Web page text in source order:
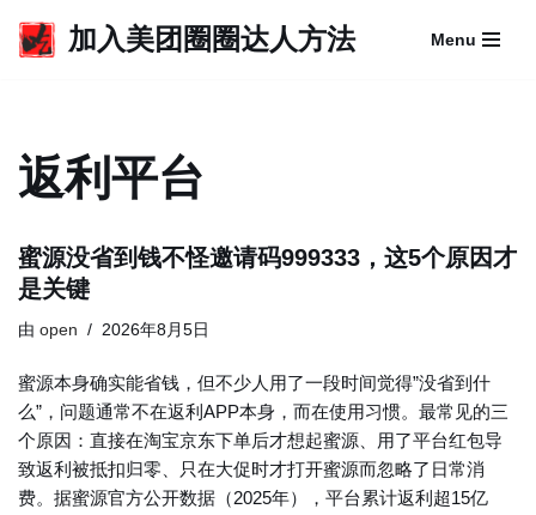
跳
文
加入美团圈圈达人方法 Menu
返利平台
蜜源没省到钱不怪邀请码999333，这5个原因才
是关键
由 open 2026年8月5日
蜜源本身确实能省钱，但不少人用了一段时间觉得”没省到什
么”，问题通常不在返利APP本身，而在使用习惯。最常见的三
个原因：直接在淘宝京东下单后才想起蜜源、用了平台红包导
致返利被抵扣归零、只在大促时才打开蜜源而忽略了日常消
费。据蜜源官方公开数据（2025年），平台累计返利超15亿